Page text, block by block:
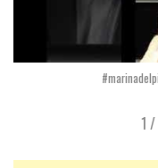
1 /